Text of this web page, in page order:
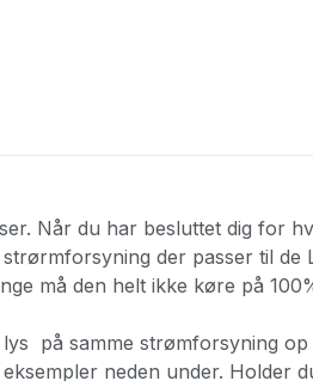
Når du har besluttet dig for
der passer til de
må den helt ikke køre på
på samme strømforsyning
neden under. Holder